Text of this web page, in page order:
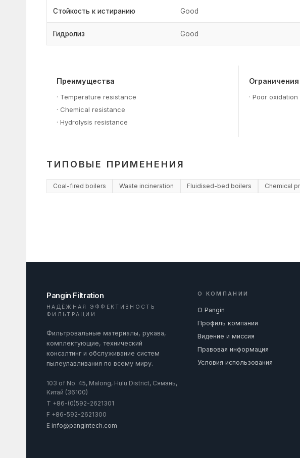
Стойкость к истиранию Good
Гидролиз Good
Преимущества
· Temperature resistance
· Chemical resistance
· Hydrolysis resistance
Ограничения
· Poor
ТИПОВЫЕ ПРИМЕНЕНИЯ
Coal-fired boilers Waste incineration Fluidised-bed boilers Chemical
Pangin Filtration
НАДЁЖНАЯ ЭФФЕКТИВНОСТЬ
ФИЛЬТРАЦИИ
Фильтровальные материалы, рукава,
комплектующие, технический
консалтинг и обслуживание систем
пылеулавливания по всему миру.
103 of No. 45, Malong, Hulu District, Сямэнь,
Китай (36100)
T +86-(0)592-2621301
F +86-592-2621300
E info@pangintech.com
О КОМПАНИИ
О Pangin
Профиль компании
Видение и миссия
Правовая информация
Условия использования